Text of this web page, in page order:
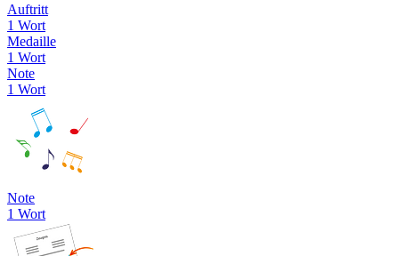
Auftritt
1 Wort
Medaille
1 Wort
Note
1 Wort
Note
1 Wort